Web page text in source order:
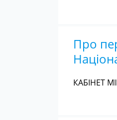
Про
КАБІНЕТ